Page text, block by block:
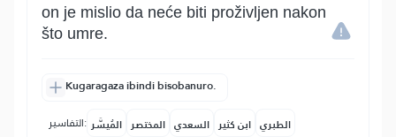
on je mislio da neće biti proživljen nakon
što umre.
Kugaragaza ibindi bisobanuro.
التفاسير: المُيسَّر المختصر السعدي ابن كثير الطبري